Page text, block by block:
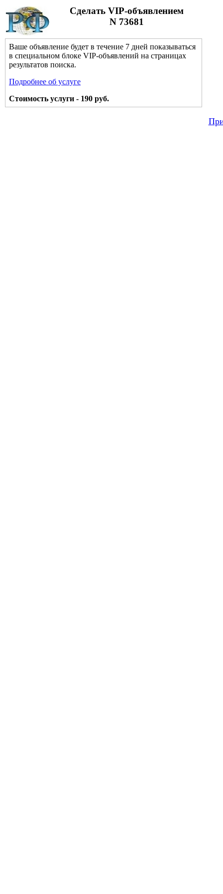
Сделать VIP-объявлением
N 73681
Ваше объявление будет в течение 7 дней показываться
в специальном блоке VIP-объявлений на страницах
результатов поиска.
Подробнее об услуге
Стоимость услуги - 190 руб.